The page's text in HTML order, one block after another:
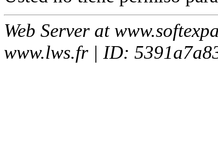
Web Server at
www.lws.fr | ID: